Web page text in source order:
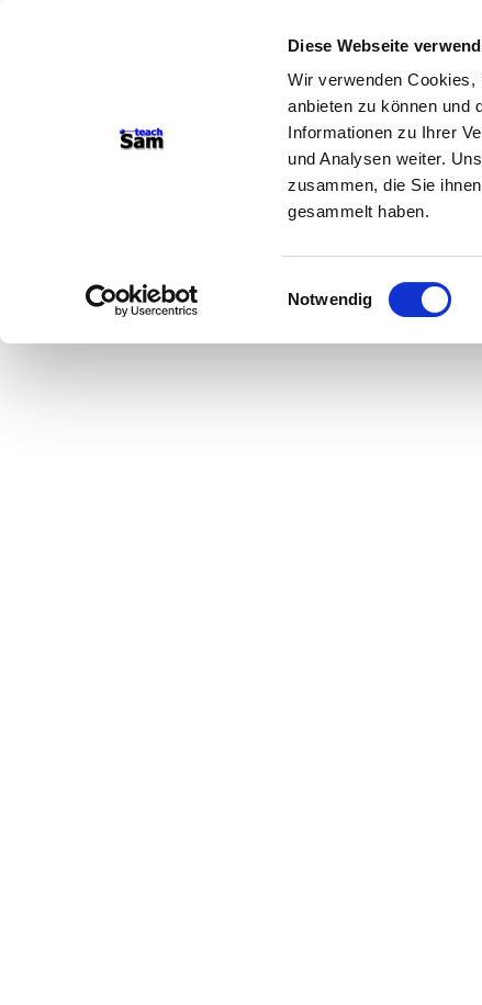
Diese Webseite
Wir verwenden Cookies,
anbieten zu können und
Informationen zu Ihrer
und Analysen weiter.
zusammen, die Sie
gesammelt haben.
Einwilligungsauswahl
Notwendig